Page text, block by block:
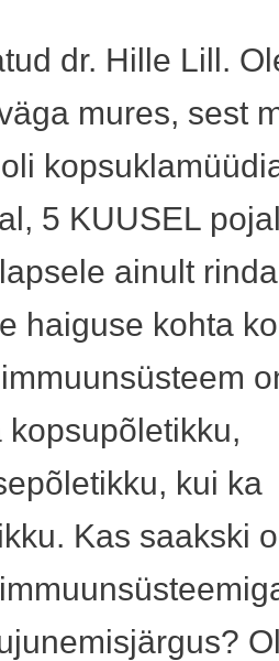
dr. Hille Lill.
mures, sest
5 KUUSEL
ainult
haiguse kohta
kui ka
Kas saakski